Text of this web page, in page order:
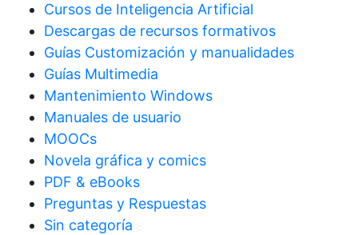
Cursos de Inteligencia Artificial
Descargas de recursos formativos
Guías Customización y manualidades
Guías Multimedia
Mantenimiento Windows
Manuales de usuario
MOOCs
Novela gráfica y comics
PDF & eBooks
Preguntas y Respuestas
Sin categoría